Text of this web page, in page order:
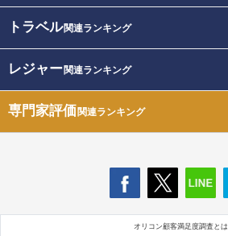
トラベル関連ランキング
レジャー関連ランキング
専門家評価関連ランキング
オリコン顧客満足度調査とは